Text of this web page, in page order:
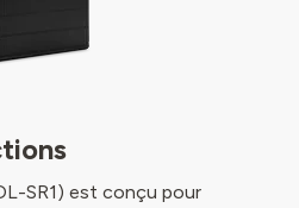
SR1) est conçu pour